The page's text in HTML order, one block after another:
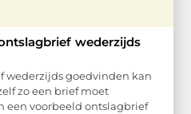
wederzijds
wederzijds goedvinden kan
zo een brief moet
een voorbeeld ontslagbrief